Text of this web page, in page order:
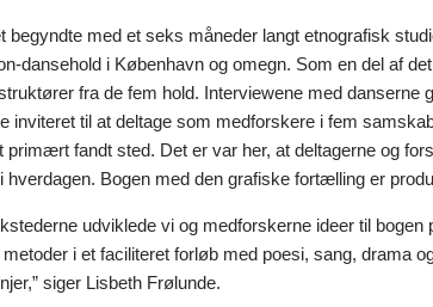
begyndte med et seks måneder langt etnografisk
dansehold i København og omegn. Som en del af
fra de fem hold. Interviewene med
inviteret til at deltage som medforskere i fem
primært fandt sted. Det er var her, at deltagerne og
hverdagen. Bogen med den grafiske fortælling er
udviklede vi og medforskerne ideer til bogen
i et faciliteret forløb med poesi, sang, drama
siger Lisbeth Frølunde.